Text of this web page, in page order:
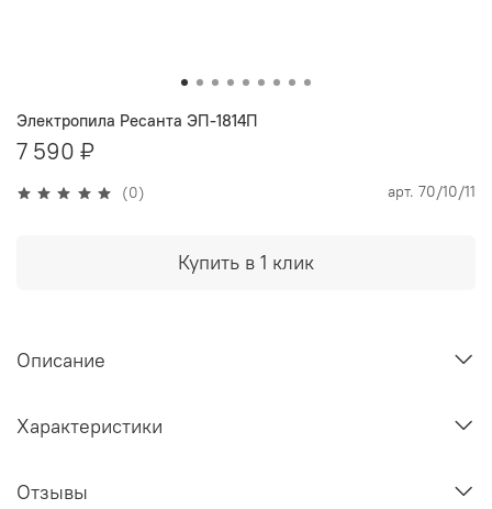
(0) арт. 70/10/11
Электропила Ресанта ЭП-1814П
7 590 ₽
Купить в 1 клик
Описание
Характеристики
Отзывы